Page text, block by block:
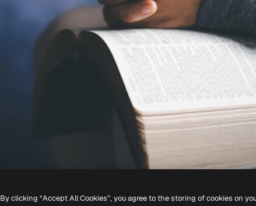
By clicking “Accept All Cookies”, you agree to the storing of cookies on